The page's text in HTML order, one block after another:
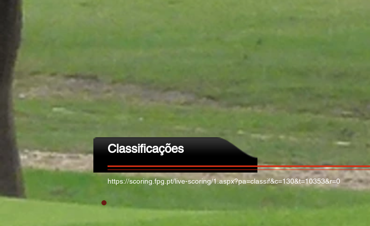
https://scoring.fpg.pt/live-scoring/1.aspx?pa=classif&c=130&t=10353&r=0
Classificações